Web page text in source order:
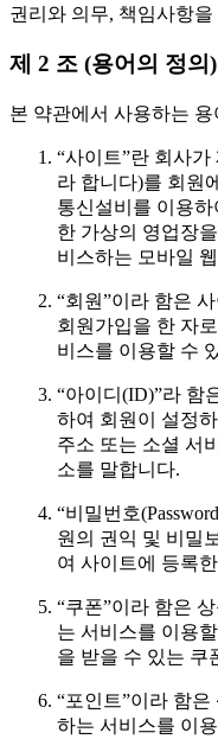
권리와 의무, 책임사항
제 2 조 (용어의 정의)
본 약관에서 사용하는
“사이트”란 회사가
라 합니다)를 회원
통신설비를 이용
한 가상의 영업장
비스하는 모바일
“회원”이라 함은
회원가입을 한 자
비스를 이용할 수
“아이디(ID)”라 함
하여 회원이 설정
주소 또는 소셜 서
소를 말합니다.
“비밀번호
원의 권익 및 비밀
여 사이트에 등록
“쿠폰”이라 함은
는 서비스를 이용
을 받을 수 있는 쿠
“포인트”이라 함
하는 서비스를 이